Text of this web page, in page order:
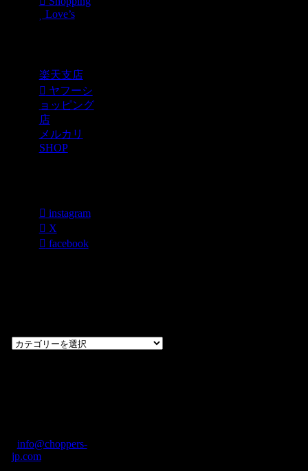
Love’s
楽天支店
ヤフーシ
ョッピング
店
メルカリ
SHOP
instagram
X
facebook
過
テ
ゴ
info@choppers-
jp.com